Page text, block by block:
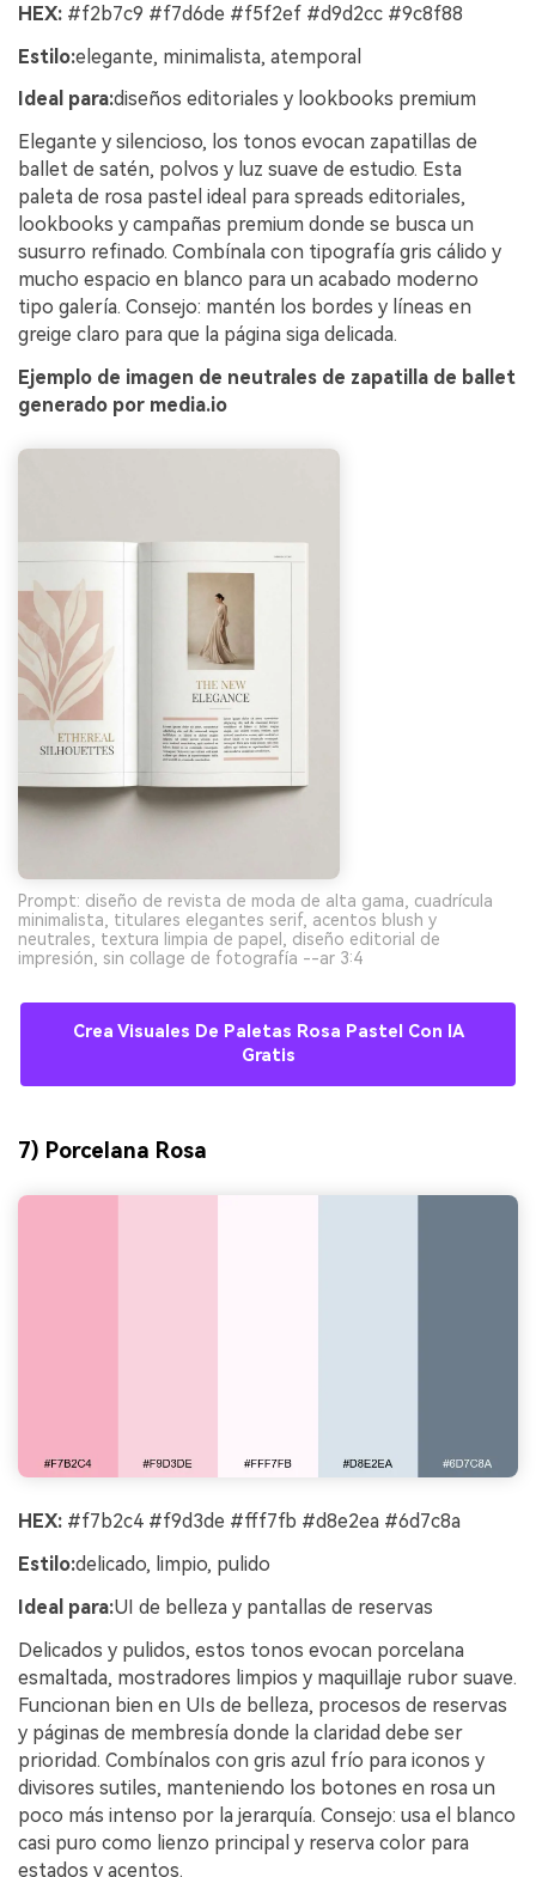
HEX: #f2b7c9 #f7d6de #f5f2ef #d9d2cc #9c8f88
Estilo:elegante, minimalista, atemporal
Ideal para:diseños editoriales y lookbooks premium
Elegante y silencioso, los tonos evocan zapatillas de
ballet de satén, polvos y luz suave de estudio. Esta
paleta de rosa pastel ideal para spreads editoriales,
lookbooks y campañas premium donde se busca un
susurro refinado. Combínala con tipografía gris cálido y
mucho espacio en blanco para un acabado moderno
tipo galería. Consejo: mantén los bordes y líneas en
greige claro para que la página siga delicada.
Ejemplo de imagen de neutrales de zapatilla de ballet
generado por media.io
Prompt: diseño de revista de moda de alta gama, cuadrícula
minimalista, titulares elegantes serif, acentos blush y
neutrales, textura limpia de papel, diseño editorial de
impresión, sin collage de fotografía --ar 3:4
Crea Visuales De Paletas Rosa Pastel Con IA
Gratis
7) Porcelana Rosa
HEX: #f7b2c4 #f9d3de #fff7fb #d8e2ea #6d7c8a
Estilo:delicado, limpio, pulido
Ideal para:UI de belleza y pantallas de reservas
Delicados y pulidos, estos tonos evocan porcelana
esmaltada, mostradores limpios y maquillaje rubor suave.
Funcionan bien en UIs de belleza, procesos de reservas
y páginas de membresía donde la claridad debe ser
prioridad. Combínalos con gris azul frío para iconos y
divisores sutiles, manteniendo los botones en rosa un
poco más intenso por la jerarquía. Consejo: usa el blanco
casi puro como lienzo principal y reserva color para
estados y acentos.